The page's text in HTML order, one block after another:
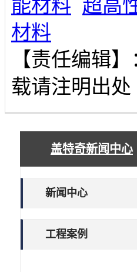
能材料 超高
材料
【责任编辑】
载请注明出处
盖特奇新闻中心
新闻中心
工程案例